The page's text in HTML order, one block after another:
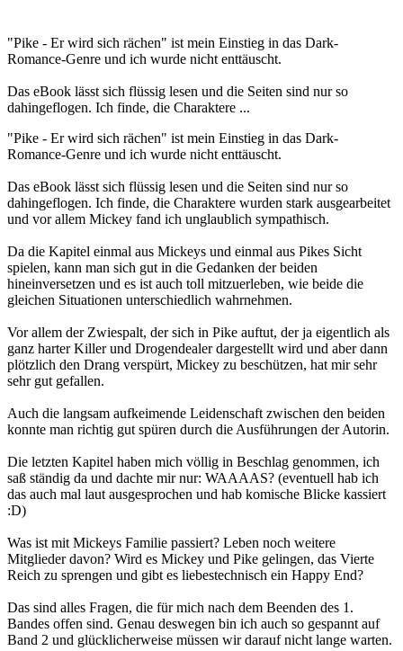
"Pike - Er wird sich rächen" ist mein Einstieg in das Dark-
Romance-Genre und ich wurde nicht enttäuscht.
Das eBook lässt sich flüssig lesen und die Seiten sind nur so
dahingeflogen. Ich finde, die Charaktere ...
"Pike - Er wird sich rächen" ist mein Einstieg in das Dark-
Romance-Genre und ich wurde nicht enttäuscht.
Das eBook lässt sich flüssig lesen und die Seiten sind nur so
dahingeflogen. Ich finde, die Charaktere wurden stark ausgearbeitet
und vor allem Mickey fand ich unglaublich sympathisch.
Da die Kapitel einmal aus Mickeys und einmal aus Pikes Sicht
spielen, kann man sich gut in die Gedanken der beiden
hineinversetzen und es ist auch toll mitzuerleben, wie beide die
gleichen Situationen unterschiedlich wahrnehmen.
Vor allem der Zwiespalt, der sich in Pike auftut, der ja eigentlich als
ganz harter Killer und Drogendealer dargestellt wird und aber dann
plötzlich den Drang verspürt, Mickey zu beschützen, hat mir sehr
sehr gut gefallen.
Auch die langsam aufkeimende Leidenschaft zwischen den beiden
konnte man richtig gut spüren durch die Ausführungen der Autorin.
Die letzten Kapitel haben mich völlig in Beschlag genommen, ich
saß ständig da und dachte mir nur: WAAAAS? (eventuell hab ich
das auch mal laut ausgesprochen und hab komische Blicke kassiert
:D)
Was ist mit Mickeys Familie passiert? Leben noch weitere
Mitglieder davon? Wird es Mickey und Pike gelingen, das Vierte
Reich zu sprengen und gibt es liebestechnisch ein Happy End?
Das sind alles Fragen, die für mich nach dem Beenden des 1.
Bandes offen sind. Genau deswegen bin ich auch so gespannt auf
Band 2 und glücklicherweise müssen wir darauf nicht lange warten.